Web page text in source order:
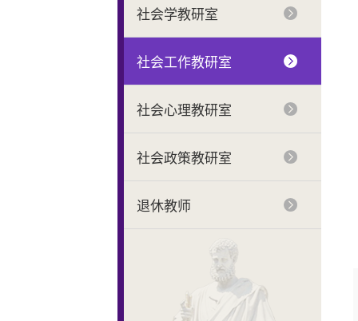
社会学教研室
社会工作教研室
社会心理教研室
社会政策教研室
退休教师